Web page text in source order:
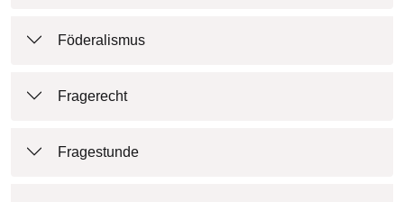
Föderalismus
Fragerecht
Fragestunde